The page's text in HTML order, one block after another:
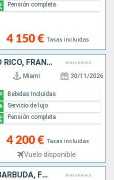
4 150 € Tasas incluidas
Pensión completa
ESTADOS UNIDOS, PORTO RICO, FRANCIA, ANTIGUA Y BARBUDA, JOST VAN DYKE
Miami 30/11/2026
4 200 € Tasas incluidas
Vuelo disponible
Bebidas Incluidas
Servicio de lujo
Pensión completa
PORTO RICO, ANTIGUA Y BARBUDA, FRANCIA, REINO UNIDO, JOST VAN DYKE, ESTADOS UNIDOS